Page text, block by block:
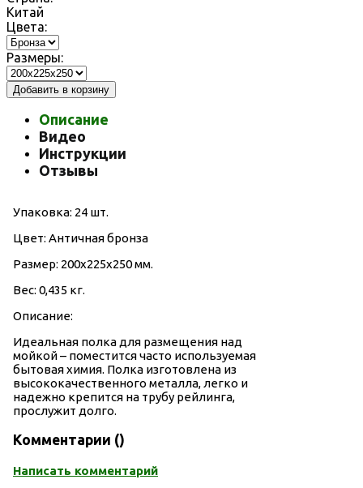
Китай
Цвета:
Размеры:
Добавить в корзину
Описание
Видео
Инструкции
Отзывы
Упаковка: 24 шт.
Цвет: Античная бронза
Размер: 200х225х250 мм.
Вес: 0,435 кг.
Описание:
Идеальная полка для размещения над
мойкой – поместится часто используемая
бытовая химия. Полка изготовлена из
высококачественного металла, легко и
надежно крепится на трубу рейлинга,
прослужит долго.
Комментарии ()
Написать комментарий